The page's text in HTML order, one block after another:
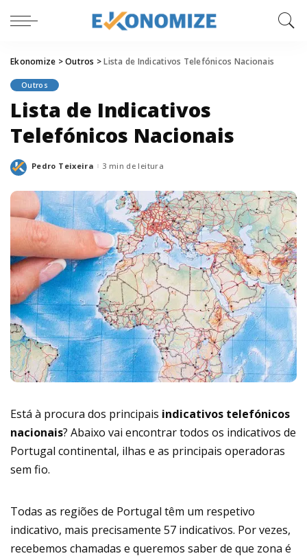
Ekonomize >Outros >Lista de Indicativos Telefónicos Nacionais
Outros
Lista de Indicativos
Telefónicos Nacionais
Posted
Pedro Teixeira 3 min de leitura
Está à procura dos principais indicativos telefónicos
nacionais? Abaixo vai encontrar todos os indicativos de
Portugal continental, ilhas e as principais operadoras
sem fio.
Todas as regiões de Portugal têm um respetivo
indicativo, mais precisamente 57 indicativos. Por vezes,
recebemos chamadas e queremos saber de que zona é